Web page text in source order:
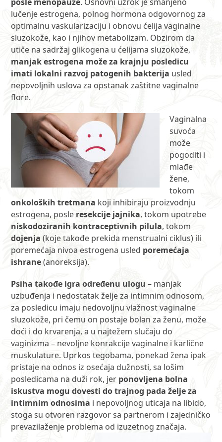
lučenje estrogena, polnog hormona odgovornog za
optimalnu vaskularizaciju i obnovu ćelija vaginalne
sluzokože, kao i njihov metabolizam. Obzirom da
utiče na sadržaj glikogena u ćelijama sluzokože,
manjak estrogena može za krajnju posledicu
imati lokalni razvoj patogenih bakterija usled
nepovoljnih uslova za opstanak zaštitne vaginalne
flore.
Vaginalna
suvoća
može
pogoditi i
mlađe
žene,
tokom
onkoloških tretmana koji inhibiraju proizvodnju
estrogena, posle resekcije jajnika, tokom upotrebe
niskodoziranih kontraceptivnih pilula, tokom
dojenja (koje takođe prekida menstrualni ciklus) ili
poremećaja nivoa estrogena usled poremećaja
ishrane(anoreksija).
Psiha takođe igra određenu ulogu – manjak
uzbuđenja i nedostatak želje za intimnim odnosom,
za posledicu imaju nedovoljnu vlažnost vaginalne
sluzokože, pri čemu on postaje bolan za ženu, može
doći i do krvarenja, a u najtežem slučaju do
vaginizma – nevoljne konrakcije vaginalne i karlične
muskulature. Uprkos tegobama, ponekad žena ipak
pristaje na odnos iz osećaja dužnosti, sa lošim
posledicama na duži rok, jer ponovljena bolna
iskustva mogu dovesti do trajnog pada želje za
intimnim odnosima i nepovoljnog uticaja na libido,
stoga su otvoren razgovor sa partnerom i zajedničko
prevazilaženje problema od izuzetnog značaja.